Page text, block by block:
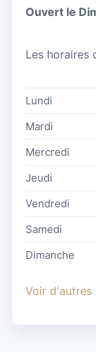
Ouvert le
Les horaires
Lundi
Mardi
Mercredi
Jeudi
Vendredi
Samedi
Dimanche
Voir d'autres